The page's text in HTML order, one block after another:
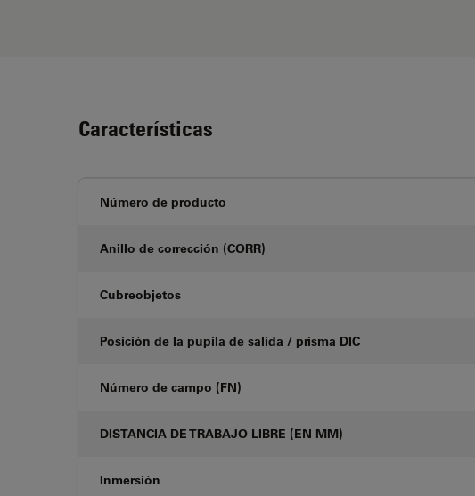
Características
Número de producto
Anillo de corrección (CORR)
Cubreobjetos
Posición de la pupila de salida / prisma DIC
Número de campo (FN)
DISTANCIA DE TRABAJO LIBRE (EN MM)
Inmersión